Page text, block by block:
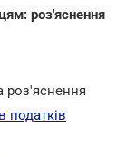
роз'яснення
роз'яснення
податків